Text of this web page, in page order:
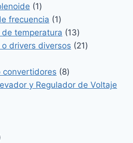
productos
11
producto
frecuencia 11
producto
temperatura 1313
productos
drivers diversos 2121
convertidores 88
productos
y Regulador de Voltaje